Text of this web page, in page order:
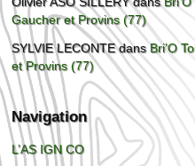
Gaucher et Provins (77)
SYLVIE LECONTEdansBri’O
et Provins (77)
Navigation
L’AS IGN CO